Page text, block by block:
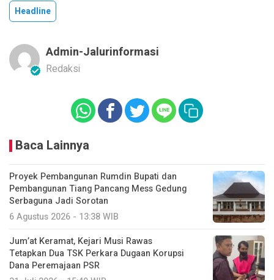
Headline
Admin-Jalurinformasi
Redaksi
Baca Lainnya
Proyek Pembangunan Rumdin Bupati dan
Pembangunan Tiang Pancang Mess Gedung
Serbaguna Jadi Sorotan
6 Agustus 2026 - 13:38 WIB
Jum’at Keramat, Kejari Musi Rawas
Tetapkan Dua TSK Perkara Dugaan Korupsi
Dana Peremajaan PSR